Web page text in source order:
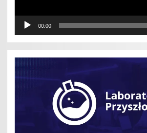
00:00